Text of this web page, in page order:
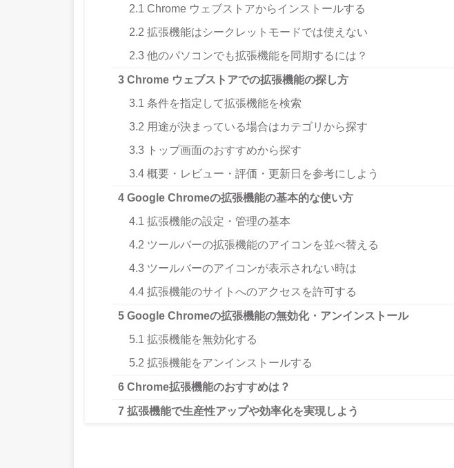
2.1 Chrome ウェブストアからインストールする
2.2 拡張機能はシークレットモードでは使えない
2.3 他のパソコンでも拡張機能を同期するには？
3 Chrome ウェブストアでの拡張機能の探し方
3.1 条件を指定して拡張機能を検索
3.2 用途が決まっている場合はカテゴリから探す
3.3 トップ画面のおすすめから探す
3.4 概要・レビュー・評価・更新日を参考にしよう
4 Google Chromeの拡張機能の基本的な使い方
4.1 拡張機能の設定・管理の基本
4.2 ツールバーの拡張機能のアイコンを並べ替える
4.3 ツールバーのアイコンが表示されない時は
4.4 拡張機能のサイトへのアクセスを許可する
5 Google Chromeの拡張機能の無効化・アンインストール
5.1 拡張機能を無効化する
5.2 拡張機能をアンインストールする
6 Chrome拡張機能のおすすめは？
7 拡張機能で生産性アップや効率化を実現しよう